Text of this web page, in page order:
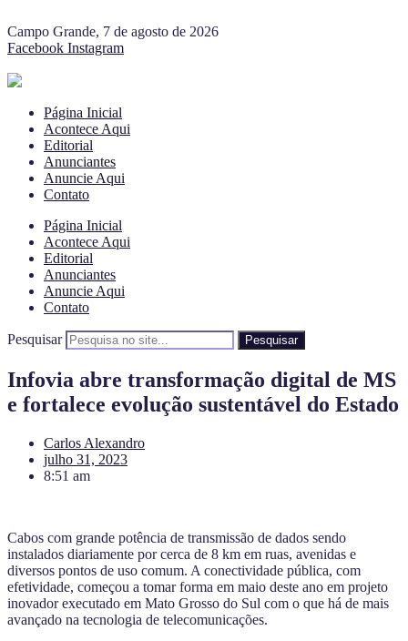
Campo Grande, 7 de agosto de 2026
Facebook Instagram
Página Inicial
Acontece Aqui
Editorial
Anunciantes
Anuncie Aqui
Contato
Página Inicial
Acontece Aqui
Editorial
Anunciantes
Anuncie Aqui
Contato
Pesquisar Pesquisar
Infovia abre transformação digital de MS
e fortalece evolução sustentável do Estado
Carlos Alexandro
julho 31, 2023
8:51 am
Cabos com grande potência de transmissão de dados sendo
instalados diariamente por cerca de 8 km em ruas, avenidas e
diversos pontos de uso comum. A conectividade pública, com
efetividade, começou a tomar forma em maio deste ano em projeto
inovador executado em Mato Grosso do Sul com o que há de mais
avançado na tecnologia de telecomunicações.